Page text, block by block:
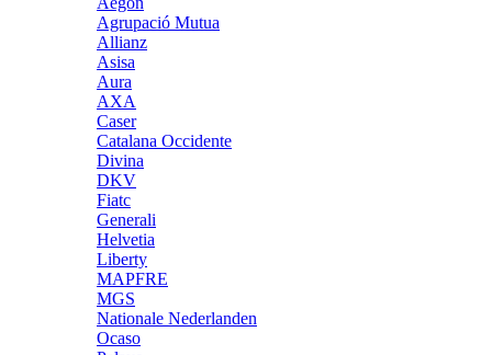
Agrupació Mutua
Allianz
Asisa
Aura
AXA
Caser
Catalana Occidente
Divina
DKV
Fiatc
Generali
Helvetia
Liberty
MAPFRE
MGS
Nationale Nederlanden
Ocaso